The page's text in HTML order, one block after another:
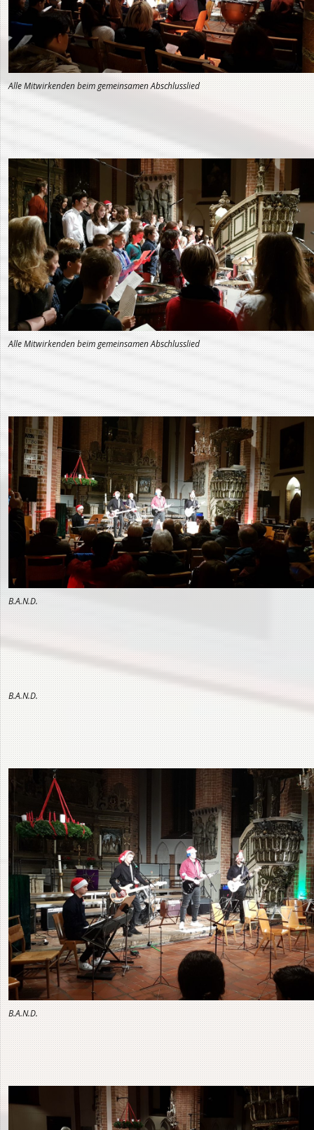
Alle Mitwirkenden beim gemeinsamen Abschlusslied
Alle Mitwirkenden beim gemeinsamen Abschlusslied
B.A.N.D.
B.A.N.D.
B.A.N.D.